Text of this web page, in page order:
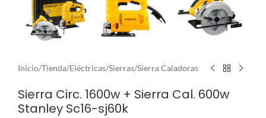
Inicio/Tienda/Eléctricas/Sierras/Sierra Caladoras
Sierra Circ. 1600w + Sierra Cal. 600w
Stanley Sc16-sj60k